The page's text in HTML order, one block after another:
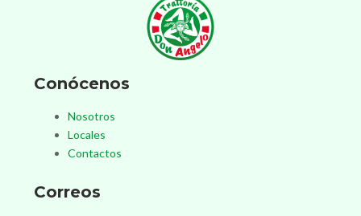
Conócenos
Nosotros
Locales
Contactos
Correos